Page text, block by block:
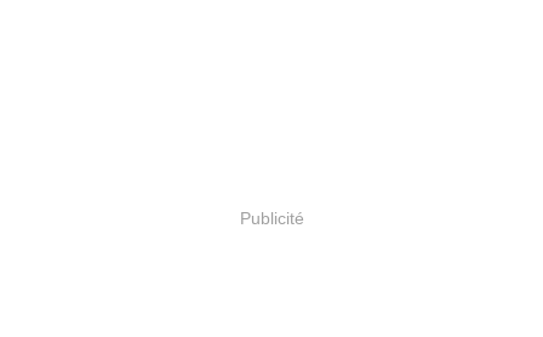
Publicité